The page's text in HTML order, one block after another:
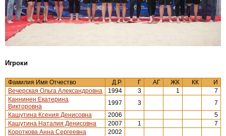
Игроки
Фамилия Имя Отчество Д.Р. Г АГ ЖК КК
И
Вечерская Ольга Александровна
1994 3 1
7
Каннинен Екатерина
Викторовна
1997 3
7
Кашутина Ксения Денисовна
2006
5
Кашутина Наталия Денисовна
2007 1
7
Короткова Анна Сергеевна
2002